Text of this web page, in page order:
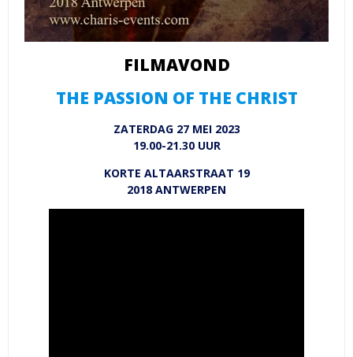
FILMAVOND
THE PASSION OF THE CHRIST
ZATERDAG 27 MEI 2023
19.00-21.30 UUR
KORTE ALTAARSTRAAT 19
2018 ANTWERPEN